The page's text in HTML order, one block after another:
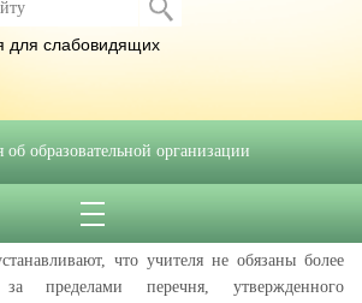
нагрузки
учителей
изменились нормы, регулирующие объем
что учителя не обязаны более
пределами перечня, утвержденного
для слабовидящих
об образовательной организации